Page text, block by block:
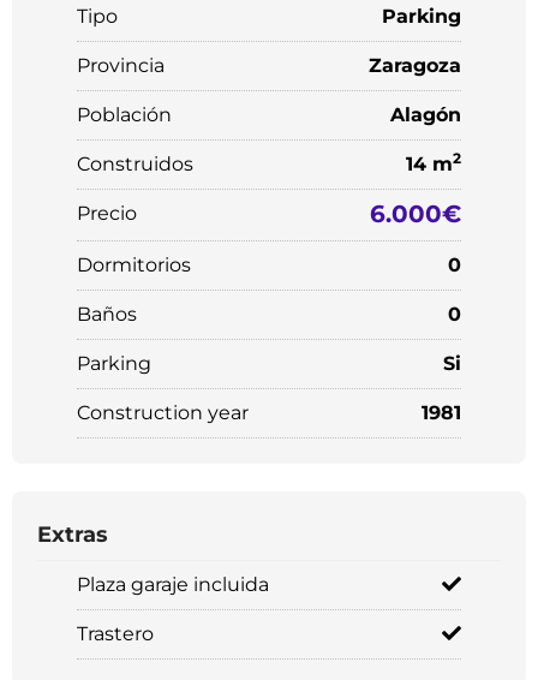
Tipo Parking
Provincia Zaragoza
Población Alagón
Construidos 14 m2
Precio 6.000€
Dormitorios 0
Baños 0
Parking Si
Construction year 1981
Extras
Plaza garaje incluida
Trastero